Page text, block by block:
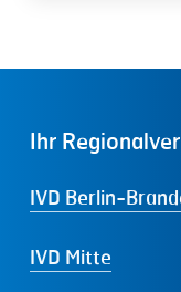
Ihr
IVD Berlin-
IVD Mitte